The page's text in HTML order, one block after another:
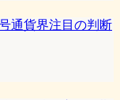
通貨界注目の判断